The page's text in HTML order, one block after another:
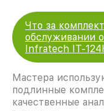
Что за
обслуживании
Infratech IT-
Мастера
подлинные
качественные